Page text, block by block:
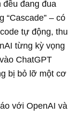
đều đang đua
“Cascade” – có
tự động, thu
từng kỳ vọng
ChatGPT
bị bỏ lỡ một cơ
với OpenAI và